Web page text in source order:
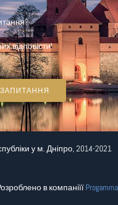
відповісти!
у м. Дніпро, 2014-2021
в компаніїї Progamma